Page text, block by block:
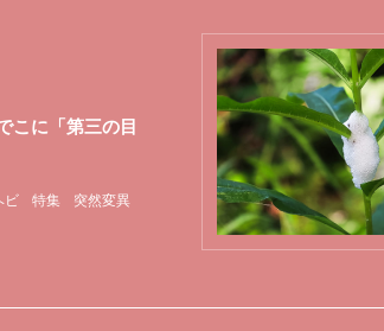
ビ 特集 突然変異
こに「第三の目